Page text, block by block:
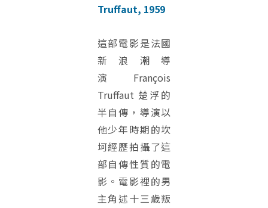
Truffaut, 1959
這部電影是法國
新浪潮導
演 François
Truffaut 楚浮的
半自傳，導演以
他少年時期的坎
坷經歷拍攝了這
部自傳性質的電
影。電影裡的男
主角述十三歲叛